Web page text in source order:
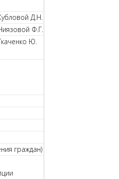
Д.Н.
Ф.Г.
Ю.
граждан)